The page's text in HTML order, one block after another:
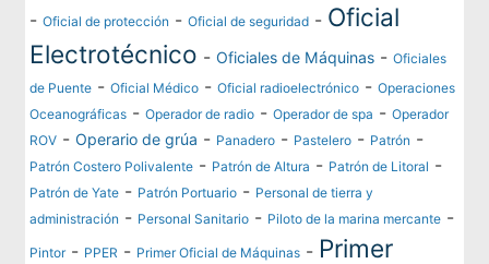
-Oficial de protección -Oficial de seguridad - Oficial
Electrotécnico -Oficiales de Máquinas -Oficiales
de Puente -Oficial Médico -Oficial radioelectrónico -Operaciones
Oceanográficas -Operador de radio -Operador de spa -Operador
ROV -Operario de grúa - Panadero - Pastelero - Patrón -
Patrón Costero Polivalente - Patrón de Altura - Patrón de Litoral -
Patrón de Yate - Patrón Portuario - Personal de tierra y
administración - Personal Sanitario - Piloto de la marina mercante -
Pintor- PPER - Primer Oficial de Máquinas - Primer